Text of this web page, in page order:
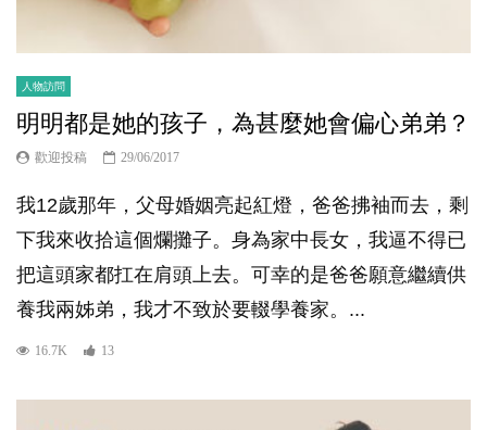
人物訪問
明明都是她的孩子，為甚麼她會偏心弟弟？
歡迎投稿 29/06/2017
我12歲那年，父母婚姻亮起紅燈，爸爸拂袖而去，剩
下我來收拾這個爛攤子。身為家中長女，我逼不得已
把這頭家都扛在肩頭上去。可幸的是爸爸願意繼續供
養我兩姊弟，我才不致於要輟學養家。...
16.7K 13